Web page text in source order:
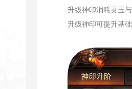
升级神印消耗灵玉
升级神印可提升基